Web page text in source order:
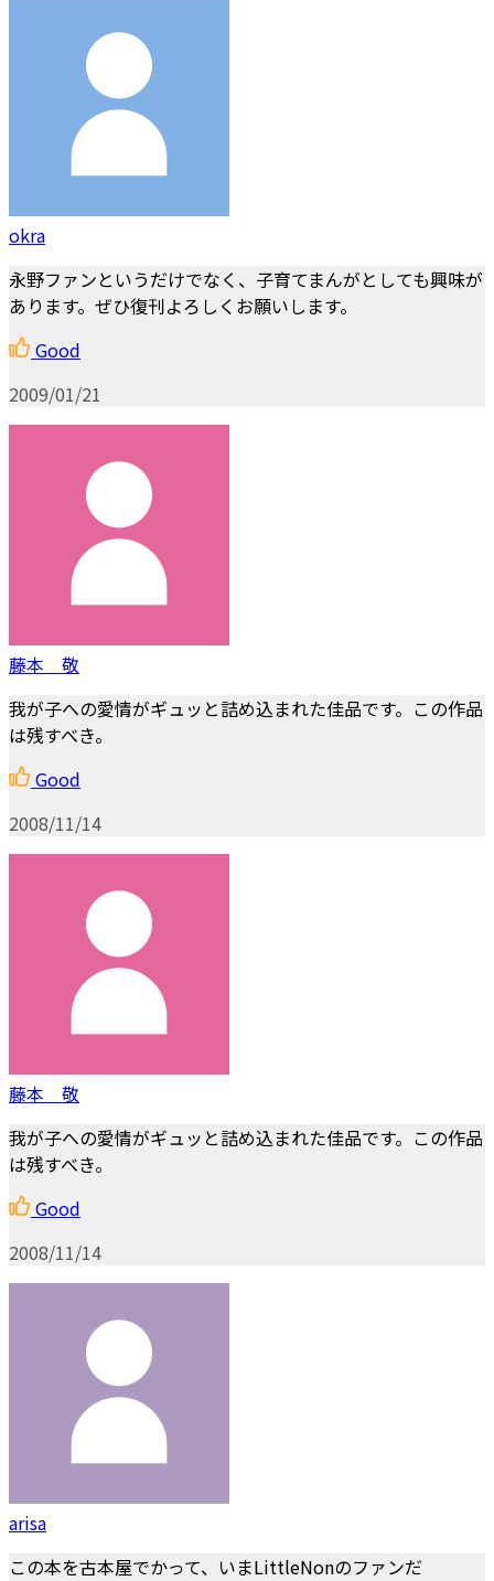
okra
永野ファンというだけでなく、子育てまんがとしても興味が
あります。ぜひ復刊よろしくお願いします。
Good
2009/01/21
藤本 敬
我が子への愛情がギュッと詰め込まれた佳品です。この作品
は残すべき。
Good
2008/11/14
藤本 敬
我が子への愛情がギュッと詰め込まれた佳品です。この作品
は残すべき。
Good
2008/11/14
arisa
この本を古本屋でかって、いまLittleNonのファンだ